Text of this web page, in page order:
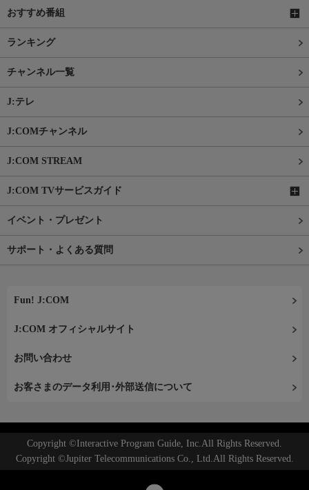
おすすめ番組
ランキング
チャンネル一覧
J:テレ
J:COMチャンネル
J:COM STREAM
J:COM TVサービスガイド
イベント・プレゼント
サポート・よくある質問
Fun! J:COM
J:COM オフィシャルサイト
お問い合わせ
お客さまのデータ利用･外部送信について
Copyright ©Interactive Program Guide, Inc.All Rights Reserved.
Copyright ©Jupiter Telecommunications Co., Ltd.All Rights Reserved.